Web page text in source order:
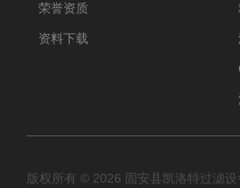
荣誉资质
资料下载
版权所有 © 2026 固安县凯洛特过滤